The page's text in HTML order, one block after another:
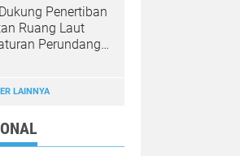
Penertiban
Ruang Laut
Perundang-
LAINNYA